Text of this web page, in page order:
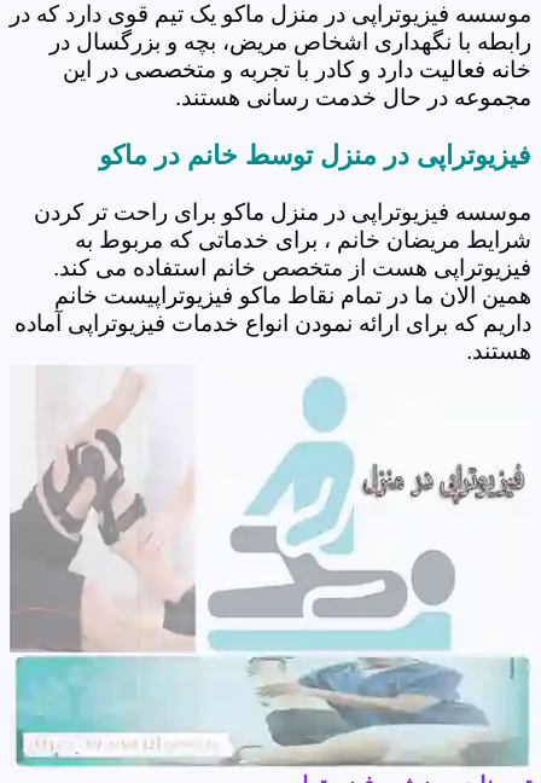
موسسه فیزیوتراپی در منزل ماکو یک تیم قوی دارد که در
رابطه با نگهداری اشخاص مریض، بچه و بزرگسال در
خانه فعالیت دارد و کادر با تجربه و متخصصی در این
مجموعه در حال خدمت رسانی هستند.
فیزیوتراپی در منزل توسط خانم در ماکو
موسسه فیزیوتراپی در منزل ماکو برای راحت تر کردن
شرایط مریضان خانم ، برای خدماتی که مربوط به
فیزیوتراپی هست از متخصص خانم استفاده می کند.
همین الان ما در تمام نقاط ماکو فیزیوتراپیست خانم
داریم که برای ارائه نمودن انواع خدمات فیزیوتراپی آماده
هستند.